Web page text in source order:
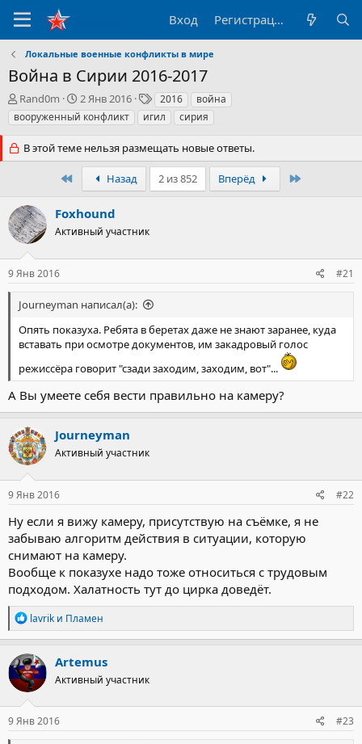
Вход Регистрация
Локальные военные конфликты в мире
Война в Сирии 2016-2017
А
в
т
о
р
ы
Rand0m
Д
а
т
н
а
л
а
2 Янв 2016
Т
е
г
2016
война
вооруженный конфликт
игил сирия
В этой теме нельзя размещать новые ответы.
ПервыйНазад 2 из 852 Вперёд
Foxhound
Активный участник
9 Янв 2016 #21
Journeyman написал(а):
Опять показуха. Ребята в беретах даже не знают заранее, куда
вставать при осмотре документов, им закадровый голос
режиссёра говорит "сзади заходим, заходим, вот"...
А Вы умеете себя вести правильно на камеру?
Journeyman
Активный участник
9 Янв 2016 #22
Ну если я вижу камеру, присутствую на съёмке, я не
забываю алгоритм действия в ситуации, которую
снимают на камеру.
Вообще к показухе надо тоже относиться с трудовым
подходом. Халатность тут до цирка доведёт.
Р
е
а
к
ц
и
и
:
lavrik и Пламен
Artemus
Активный участник
9 Янв 2016 #23